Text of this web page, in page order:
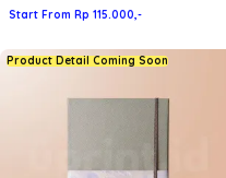
Start From Rp 115.000,-
Product Detail Coming Soon